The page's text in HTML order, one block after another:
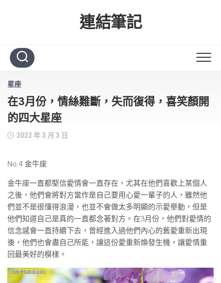
連結筆記
星座
在3月份，情絲難斷，失而復得，喜笑顏開
的四大星座
2022 年 3 月 3 日
No.4 金牛座
金牛座一直都堅信愛情會一直存在，尤其在他們喜歡上某個人
之後，他們會將對方當作是自己要用心愛一輩子的人，雖然他
們並不是很懂得浪漫，也並不會做太多明顯的示愛舉動，但是
他們知道自己是真的一直都念著對方。在3月份，他們對愛情的
信念感會一直持續下去，曾經進入過他們內心的舊愛重新出現
後，他們也會盡自己所能，讓這份愛重新煥發生機，讓愛情重
回最美好的模樣。